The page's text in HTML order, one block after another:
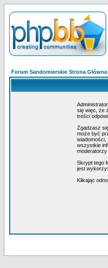
Forum Sandomierskie Strona Główna
się więc, że
treści
Zgadzasz
może być
wiadomości,
wszystkie
moderatorzy
Skrypt tego
jest
Klikając